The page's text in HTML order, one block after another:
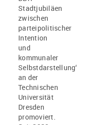
Stadtjubiläen
zwischen
parteipolitischer
Intention
und
kommunaler
Selbstdarstellung‘
an der
Technischen
Universität
Dresden
promoviert.